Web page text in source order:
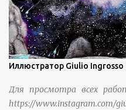
Иллюстратор Giulio Ingrosso
Для просмотра всех
https://www.instagram.com/